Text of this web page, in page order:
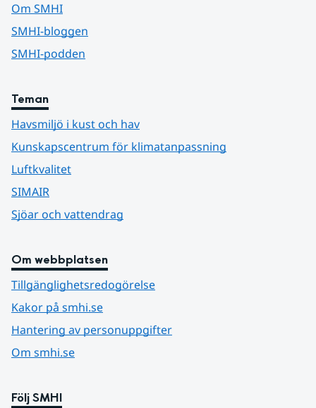
Om SMHI
SMHI-bloggen
SMHI-podden
Teman
Havsmiljö i kust och hav
Kunskapscentrum för klimatanpassning
Luftkvalitet
SIMAIR
Sjöar och vattendrag
Om webbplatsen
Tillgänglighetsredogörelse
Kakor på smhi.se
Hantering av personuppgifter
Om smhi.se
Följ SMHI